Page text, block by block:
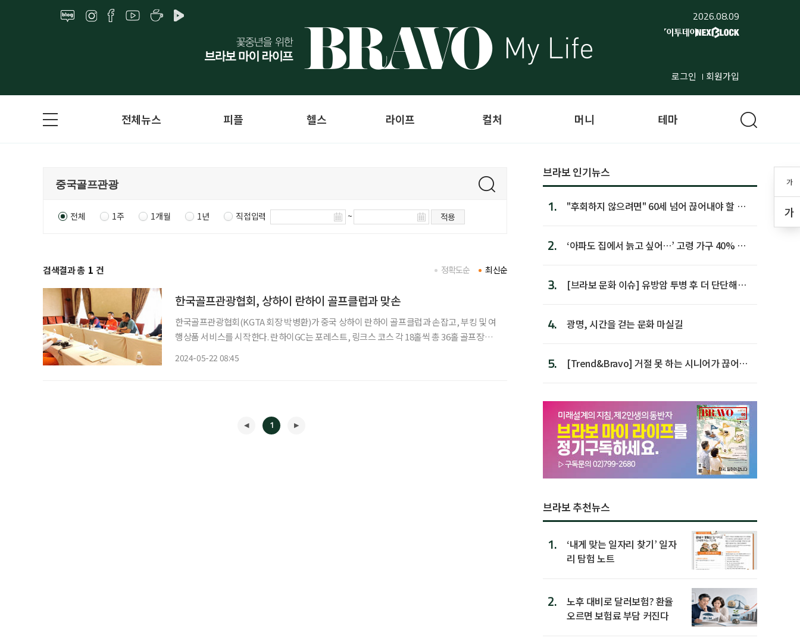
2026.08.09
로그인 회원가입
가
가
전체뉴스 피플 헬스 라이프 컬처 머니 테마
전체 1주 1개월 1년 직접입력 ~ 적용
검색결과 총 1 건 최신순
정확도순
한국골프관광협회, 상하이 란하이 골프클럽과 맞손
한국골프관광협회(KGTA 회장 박병환)가 중국 상하이 란하이 골프클럽과 손잡고, 부킹 및 여
행상품 서비스를 시작한다. 란하이GC는 포레스트, 링크스 코스 각 18홀씩 총 36홀 골프장과
2024-05-22 08:45
1
브라보 인기뉴스
1.
"후회하지 않으려면" 60세 넘어 끊어내야 할 사
2.
‘아파도 집에서 늙고 싶어…’ 고령 가구 40% 노
3.
[브라보 문화 이슈] 유방암 투병 후 더 단단해진
4. 광명, 시간을 걷는 문화 마실길
5.
[Trend&Bravo] 거절 못 하는 시니어가 끊어야
브라보 추천뉴스
1.
‘내게 맞는 일자리 찾기’ 일자
리 탐험 노트
2.
노후 대비로 달러보험? 환율
오르면 보험료 부담 커진다